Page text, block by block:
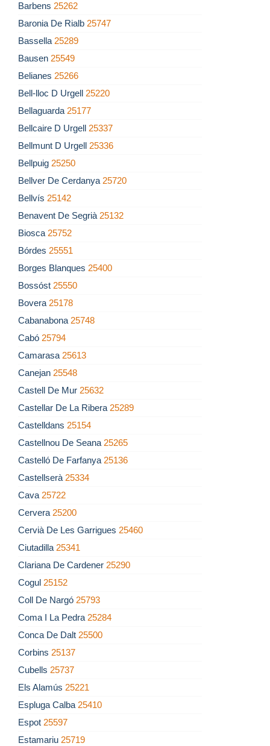
Barbens 25262
Baronia De Rialb 25747
Bassella 25289
Bausen 25549
Belianes 25266
Bell-lloc D Urgell 25220
Bellaguarda 25177
Bellcaire D Urgell 25337
Bellmunt D Urgell 25336
Bellpuig 25250
Bellver De Cerdanya 25720
Bellvís 25142
Benavent De Segrià 25132
Biosca 25752
Bórdes 25551
Borges Blanques 25400
Bossóst 25550
Bovera 25178
Cabanabona 25748
Cabó 25794
Camarasa 25613
Canejan 25548
Castell De Mur 25632
Castellar De La Ribera 25289
Castelldans 25154
Castellnou De Seana 25265
Castelló De Farfanya 25136
Castellserà 25334
Cava 25722
Cervera 25200
Cervià De Les Garrigues 25460
Ciutadilla 25341
Clariana De Cardener 25290
Cogul 25152
Coll De Nargó 25793
Coma I La Pedra 25284
Conca De Dalt 25500
Corbins 25137
Cubells 25737
Els Alamús 25221
Espluga Calba 25410
Espot 25597
Estamariu 25719